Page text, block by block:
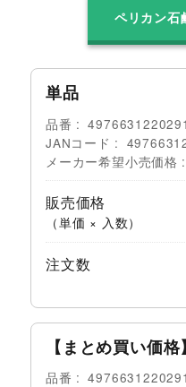
ペリカン石
単品
品番
4976631220291
JANコード
メーカー希望小売価格
販売価格
（単価 × 入数）
注文数
【まとめ買い価格】
品番
4976631220291